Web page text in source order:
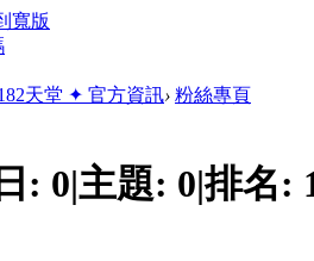
寬版
天堂 ✦ 官方資訊› 粉絲專頁
: 0|主題: 0|排名: